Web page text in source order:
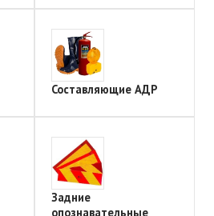
Составляющие АДР
Задние
опознавательные